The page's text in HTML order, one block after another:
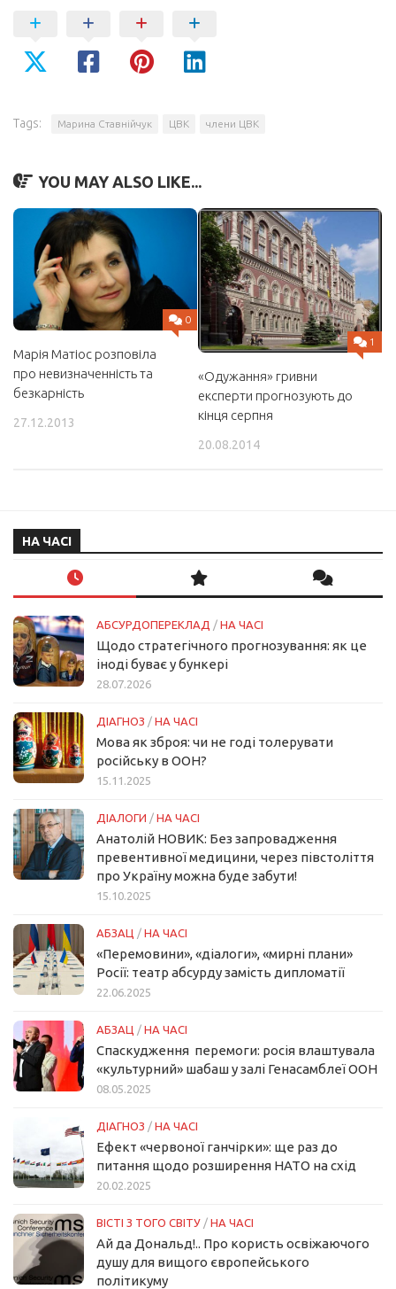
Tags: Марина Ставнійчук ЦВК члени ЦВК
YOU MAY ALSO LIKE...
0
Марія Матіос розповіла
про невизначенність та
безкарність
27.12.2013
1
«Одужання» гривни
експерти прогнозують до
кінця серпня
20.08.2014
НА ЧАСІ
АБСУРДОПЕРЕКЛАД / НА ЧАСІ
Щодо стратегічного прогнозування: як це
іноді буває у бункері
28.07.2026
ДІАГНОЗ / НА ЧАСІ
Мова як зброя: чи не годі толерувати
російську в ООН?
15.11.2025
ДІАЛОГИ / НА ЧАСІ
Анатолій НОВИК: Без запровадження
превентивної медицини, через півстоліття
про Україну можна буде забути!
15.10.2025
АБЗАЦ / НА ЧАСІ
«Перемовини», «діалоги», «мирні плани»
Росії: театр абсурду замість дипломатії
22.06.2025
АБЗАЦ / НА ЧАСІ
Спаскудження перемоги: росія влаштувала
«культурний» шабаш у залі Генасамблеї ООН
08.05.2025
ДІАГНОЗ / НА ЧАСІ
Ефект «червоної ганчірки»: ще раз до
питання щодо розширення НАТО на схід
20.02.2025
ВІСТІ З ТОГО СВІТУ / НА ЧАСІ
Ай да Дональд!.. Про користь освіжаючого
душу для вищого європейського
політикуму